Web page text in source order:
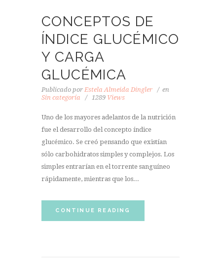
CONCEPTOS DE
ÍNDICE GLUCÉMICO
Y CARGA
GLUCÉMICA
Publicado por Estela Almeida Dingler
en
Sin categoría
1289 Views
Uno de los mayores adelantos de la nutrición
fue el desarrollo del concepto índice
glucémico. Se creó pensando que existían
sólo carbohidratos simples y complejos. Los
simples entrarían en el torrente sanguíneo
rápidamente, mientras que los...
CONTINUE READING